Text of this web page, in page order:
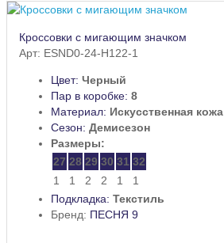
Кроссовки с мигающим значком
Арт: ESND0-24-H122-1
Цвет: Черный
Пар в коробке: 8
Материал: Искусственная кожа
Сезон: Демисезон
Размеры:
27 28 29 30 31 32
1
1 2 2 1
1
Подкладка: Текстиль
Бренд: ПЕСНЯ 9